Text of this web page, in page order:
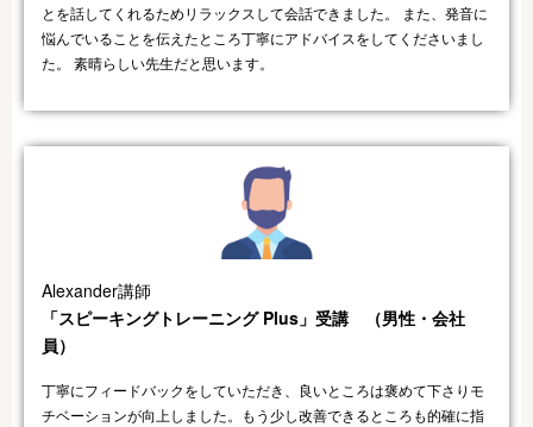
とを話してくれるためリラックスして会話できました。 また、発音に
悩んでいることを伝えたところ丁寧にアドバイスをしてくださいまし
た。 素晴らしい先生だと思います。
Alexander講師
「スピーキングトレーニング Plus」受講 （男性・会社
員）​
丁寧にフィードバックをしていただき、良いところは褒めて下さりモ
チベーションが向上しました。もう少し改善できるところも的確に指